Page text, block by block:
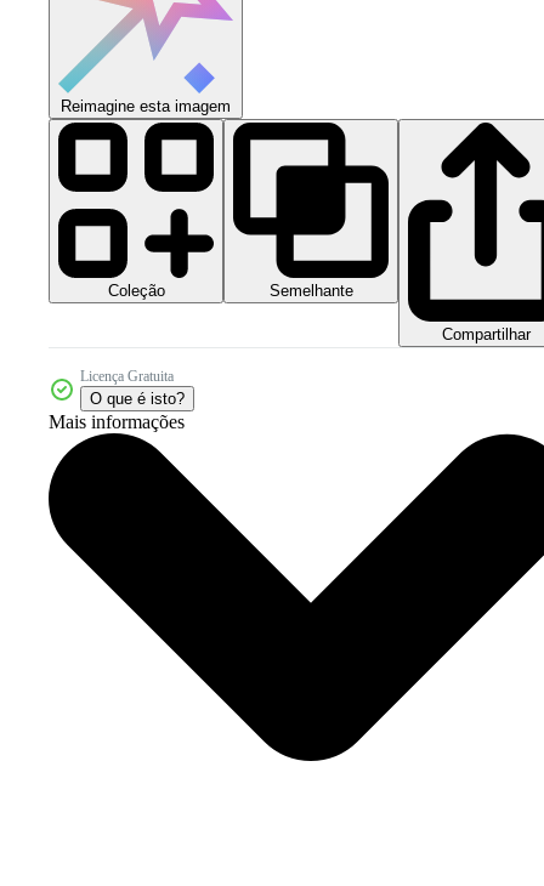
Reimagine esta imagem
Coleção Semelhante
Compartilhar
Licença Gratuita
O que é isto?
Mais informações